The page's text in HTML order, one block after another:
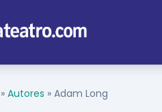
» Autores » Adam Long